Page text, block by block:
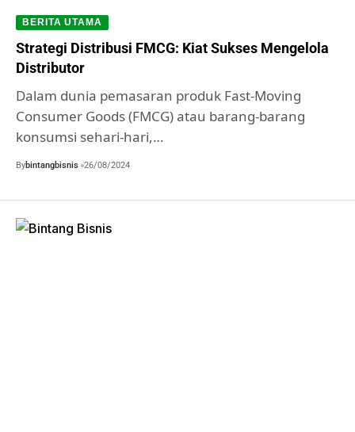
BERITA UTAMA
Strategi Distribusi FMCG: Kiat Sukses Mengelola
Distributor
Dalam dunia pemasaran produk Fast-Moving
Consumer Goods (FMCG) atau barang-barang
konsumsi sehari-hari,…
Bybintangbisnis 26/08/2024